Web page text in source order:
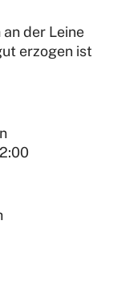
der Leine
erzogen ist